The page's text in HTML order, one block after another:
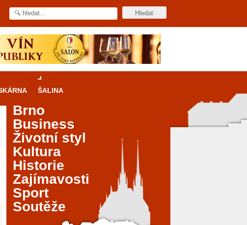
ŠALINA
Brno
Business
Životní styl
Kultura
Historie
Zajímavosti
Sport
Soutěže